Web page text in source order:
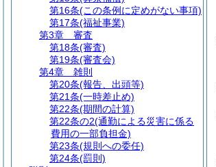
第16条(この条例に定めがない事項)
第17条(福祉事業)
第3章
審査
第18条(審査)
第19条(審査会)
第4章
雑則
第20条(報告、出頭等)
第21条(一時差止め)
第22条(期間の計算)
第22条の2(通勤による災害に係る
費用の一部負担金)
第23条(規則への委任)
第24条(罰則)